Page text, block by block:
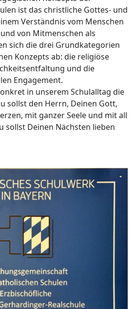
ist das christliche Gottes- und
Verständnis vom Menschen
von Mitmenschen als
sich die drei Grundkategorien
Konzepts ab: die religiöse
und die
Engagement.
in unserem Schulalltag die
sollst den Herrn, Deinen Gott,
mit ganzer Seele und mit all
sollst Deinen Nächsten lieben